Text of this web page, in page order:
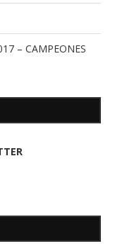
– CAMPEONES